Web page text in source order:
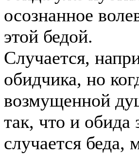
осознанное
этой бедой.
Случается,
обидчика, но
возмущенной
так, что и
случается беда,